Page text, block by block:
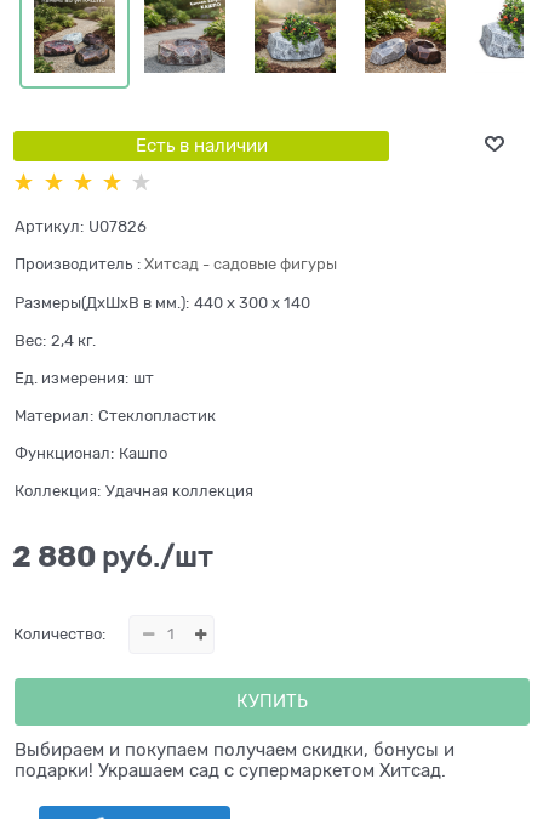
Есть в наличии
Артикул: U07826
Производитель : Хитсад - садовые фигуры
Размеры(ДхШхВ в мм.): 440 x 300 x 140
Вес: 2,4 кг.
Ед. измерения: шт
Материал: Стеклопластик
Функционал: Кашпо
Коллекция: Удачная коллекция
2 880 руб./шт
Количество:
КУПИТЬ
Выбираем и покупаем получаем скидки, бонусы и
подарки! Украшаем сад с супермаркетом Хитсад.